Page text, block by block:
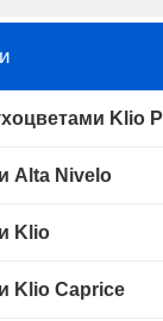
Klio
Alta Nivelo
Klio
Klio Caprice